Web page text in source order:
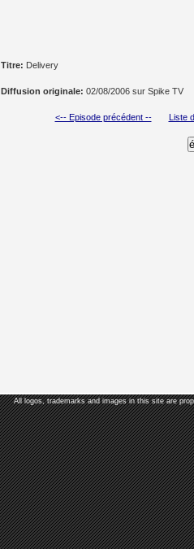
Titre: Delivery
Diffusion originale: 02/08/2006 sur Spike TV
<-- Episode précédent -- Liste
All logos, trademarks and images in this site are